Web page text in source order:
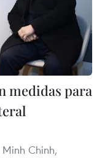
medidas para
Chinh,